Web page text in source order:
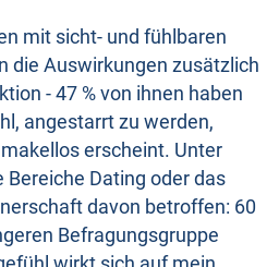
mit sicht- und fühlbaren
die Auswirkungen zusätzlich
- 47 % von ihnen haben
angestarrt zu werden,
erscheint. Unter
Bereiche Dating oder das
davon betroffen: 60
Befragungsgruppe